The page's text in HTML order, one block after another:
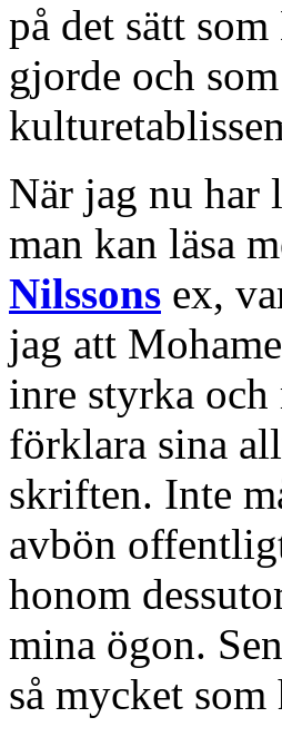
på det sätt
gjorde och
När jag nu har
man kan läsa
Nilssons ex,
jag att
inre styrka
förklara sina
skriften. Inte
avbön
honom
mina ögon.
så mycket som